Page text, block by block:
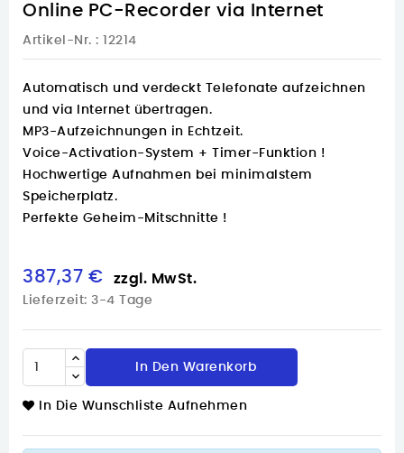
Online PC-Recorder via Internet
Artikel-Nr. : 12214
Automatisch und verdeckt Telefonate aufzeichnen
und via Internet übertragen.
MP3-Aufzeichnungen in Echtzeit.
Voice-Activation-System + Timer-Funktion !
Hochwertige Aufnahmen bei minimalstem
Speicherplatz.
Perfekte Geheim-Mitschnitte !
387,37 € zzgl. MwSt.
Lieferzeit: 3-4 Tage
In Den Warenkorb
In Die Wunschliste Aufnehmen